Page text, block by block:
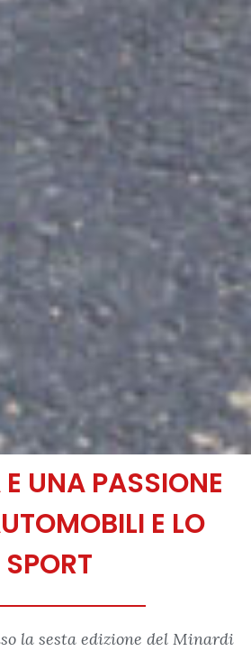
UNA PASSIONE
E LO
SPORT
la sesta edizione del Minardi